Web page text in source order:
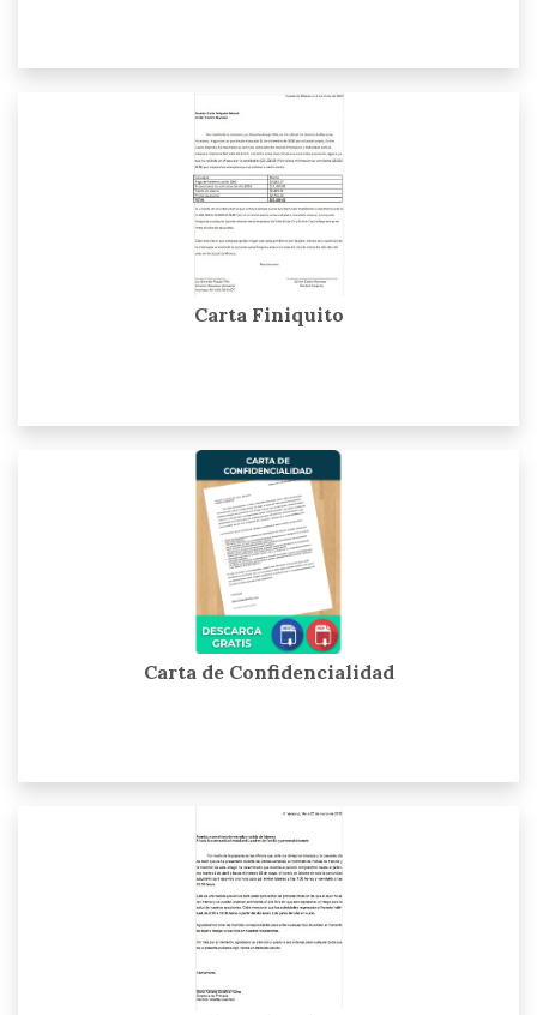
Carta Finiquito
Carta de Confidencialidad